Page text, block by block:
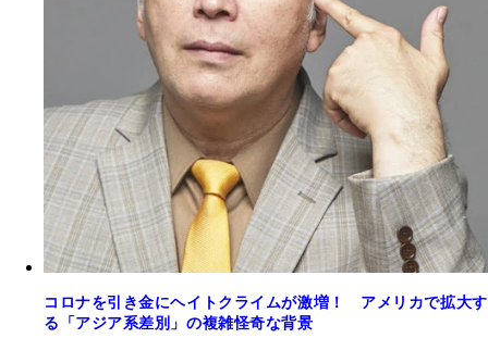
コロナを引き金にヘイトクライムが激増！ アメリカで拡大す
る「アジア系差別」の複雑怪奇な背景